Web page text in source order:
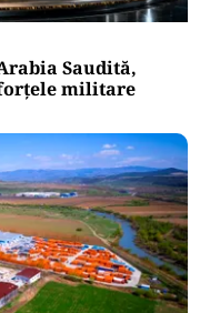
Saudită,
militare